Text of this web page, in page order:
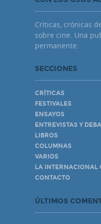
Críticas, crónicas
sobre cine. Una
permanente.
SECCIONES
CRÍTICAS
FESTIVALES
ENSAYOS
ENTREVISTAS Y
LIBROS
COLUMNAS
VARIOS
LA INTERNACIONAL
CONTACTO
ÚLTIMOS